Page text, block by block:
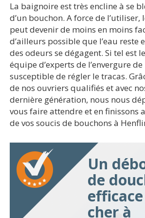
La baignoire est très encline à se
d’un bouchon. A force de
peut devenir de moins en moins
d’ailleurs possible que l’eau reste
des odeurs se dégagent. Si tel est
équipe d’experts de l’envergure
susceptible de régler le tracas.
de nos ouvriers qualifiés et avec
dernière génération, nous nous
vous faire attendre et en finissons
de vos soucis de bouchons à
Un
de
cher à